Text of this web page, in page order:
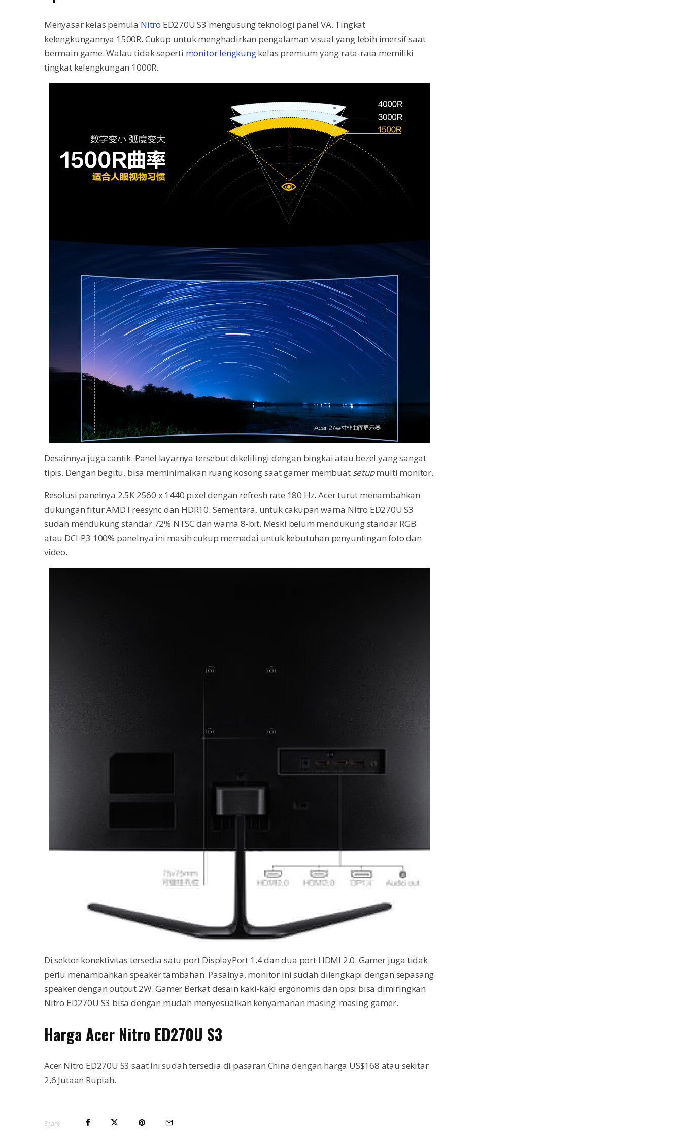
Menyasar kelas pemula Nitro ED270U S3 mengusung teknologi panel VA. Tingkat
kelengkungannya 1500R. Cukup untuk menghadirkan pengalaman visual yang lebih imersif saat
bermain game. Walau tidak seperti monitor lengkungkelas premium yang rata-rata memiliki
tingkat kelengkungan 1000R.
Desainnya juga cantik. Panel layarnya tersebut dikelilingi dengan bingkai atau bezel yang sangat
tipis. Dengan begitu, bisa meminimalkan ruang kosong saat gamer membuat setupmulti monitor.
Resolusi panelnya 2.5K 2560 x 1440 pixel dengan refresh rate 180 Hz. Acer turut menambahkan
dukungan fitur AMD Freesync dan HDR10. Sementara, untuk cakupan warna Nitro ED270U S3
sudah mendukung standar 72% NTSC dan warna 8-bit. Meski belum mendukung standar RGB
atau DCI-P3 100% panelnya ini masih cukup memadai untuk kebutuhan penyuntingan foto dan
video.
Di sektor konektivitas tersedia satu port DisplayPort 1.4 dan dua port HDMI 2.0. Gamer juga tidak
perlu menambahkan speaker tambahan. Pasalnya, monitor ini sudah dilengkapi dengan sepasang
speaker dengan output 2W. Gamer Berkat desain kaki-kaki ergonomis dan opsi bisa dimiringkan
Nitro ED270U S3 bisa dengan mudah menyesuaikan kenyamanan masing-masing gamer.
Harga Acer Nitro ED270U S3
Acer Nitro ED270U S3 saat ini sudah tersedia di pasaran China dengan harga US$168 atau sekitar
2,6 Jutaan Rupiah.
Share